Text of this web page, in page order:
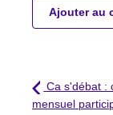
Ajouter au
Ca s'débat :
mensuel